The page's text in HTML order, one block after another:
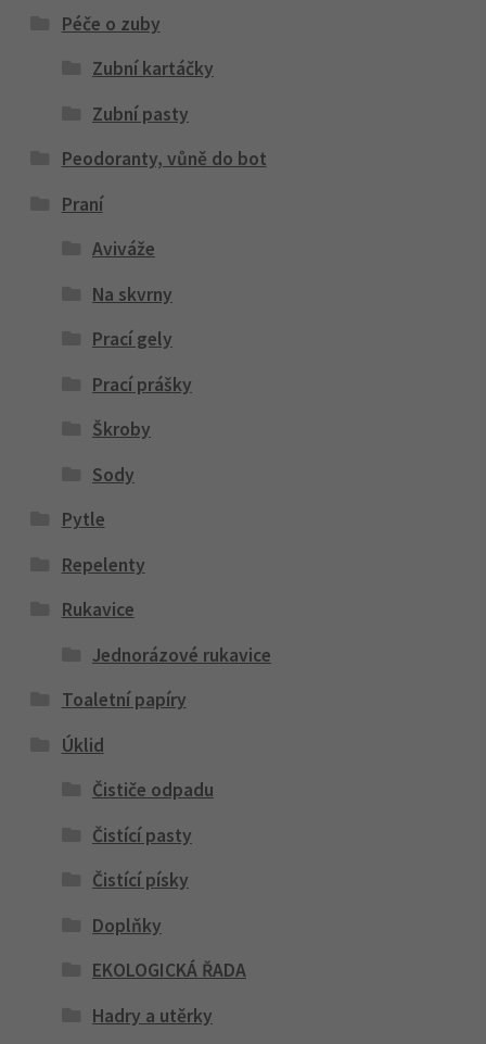
Péče o zuby
Zubní kartáčky
Zubní pasty
Peodoranty, vůně do bot
Praní
Aviváže
Na skvrny
Prací gely
Prací prášky
Škroby
Sody
Pytle
Repelenty
Rukavice
Jednorázové rukavice
Toaletní papíry
Úklid
Čističe odpadu
Čistící pasty
Čistící písky
Doplňky
EKOLOGICKÁ ŘADA
Hadry a utěrky